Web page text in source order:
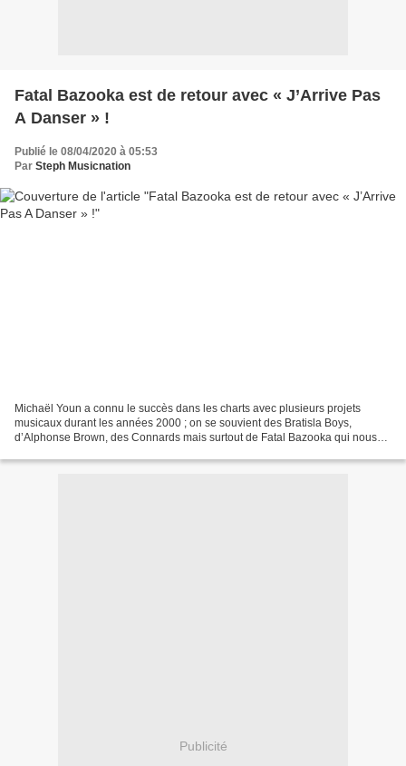
Fatal Bazooka est de retour avec « J’Arrive Pas
A Danser » !
Publié le 08/04/2020 à 05:53
Par Steph Musicnation
Michaël Youn a connu le succès dans les charts avec plusieurs projets
musicaux durant les années 2000 ; on se souvient des Bratisla Boys,
d’Alphonse Brown, des Connards mais surtout de Fatal Bazooka qui nous
Publicité